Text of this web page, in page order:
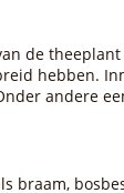
de
hebben.
andere
braam,